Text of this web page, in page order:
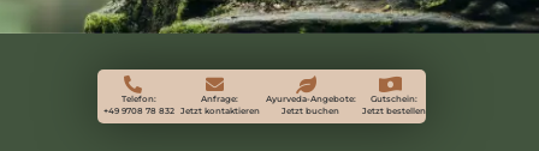
Telefon:
+49 9708 78 832
Anfrage:
Jetzt kontaktieren
Ayurveda-Angebote:
Jetzt buchen
Gutschein:
Jetzt bestellen